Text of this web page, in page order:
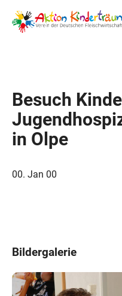
Inhalt
springen
Besuch
in Olpe
00. Jan 00
Bildergalerie